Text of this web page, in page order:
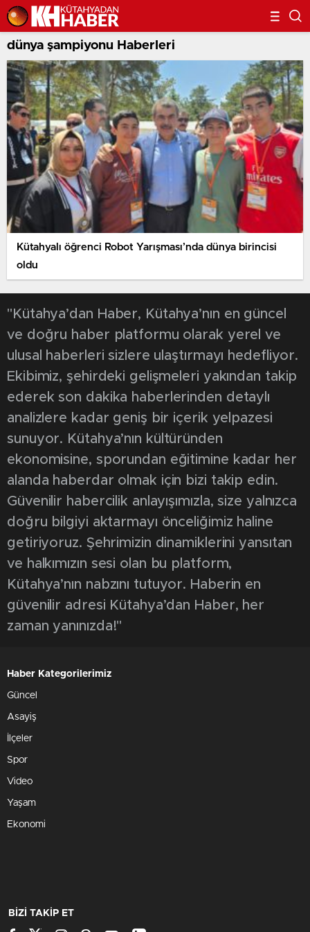
dünya şampiyonu Haberleri
Kütahyalı öğrenci Robot Yarışması’nda dünya birincisi
oldu
"Kütahya’dan Haber, Kütahya’nın en güncel
ve doğru haber platformu olarak yerel ve
ulusal haberleri sizlere ulaştırmayı hedefliyor.
Ekibimiz, şehirdeki gelişmeleri yakından takip
ederek son dakika haberlerinden detaylı
analizlere kadar geniş bir içerik yelpazesi
sunuyor. Kütahya’nın kültüründen
ekonomisine, sporundan eğitimine kadar her
alanda haberdar olmak için bizi takip edin.
Güvenilir habercilik anlayışımızla, size yalnızca
doğru bilgiyi aktarmayı önceliğimiz haline
getiriyoruz. Şehrimizin dinamiklerini yansıtan
ve halkımızın sesi olan bu platform,
Kütahya’nın nabzını tutuyor. Haberin en
güvenilir adresi Kütahya’dan Haber, her
zaman yanınızda!"
Haber Kategorilerimiz
Güncel
Asayiş
İlçeler
Spor
Video
Yaşam
Ekonomi
BİZİ TAKİP ET